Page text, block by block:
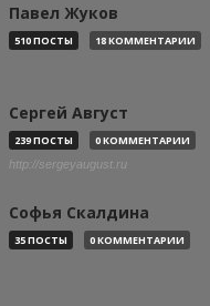
Павел Жуков
510 ПОСТЫ 18 КОММЕНТАРИИ
Сергей Август
239 ПОСТЫ 0 КОММЕНТАРИИ
http://sergeyaugust.ru
Софья Скалдина
35 ПОСТЫ 0 КОММЕНТАРИИ